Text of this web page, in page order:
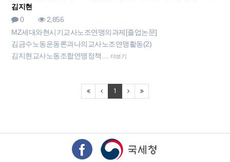
김지현
0
2,856
MZ세대와현시기교사노조연맹의과제[졸업논문]
김금수노동운동론과나의교사노조연맹활동(2)
김지현교사노동조합연맹정책…
더보기
1